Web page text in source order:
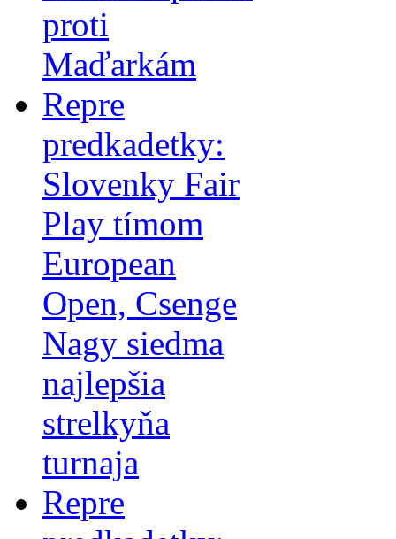
proti
Maďarkám
Repre
predkadetky:
Slovenky Fair
Play tímom
European
Open, Csenge
Nagy siedma
najlepšia
strelkyňa
turnaja
Repre